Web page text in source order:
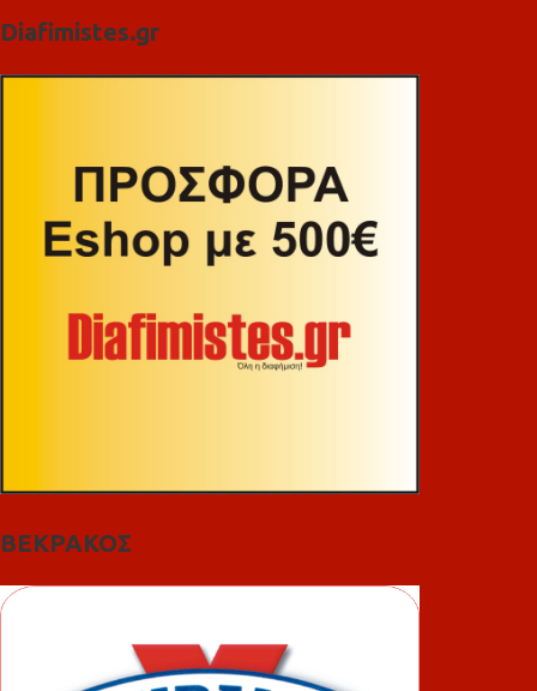
Diafimistes.gr
ΒΕΚΡΑΚΟΣ